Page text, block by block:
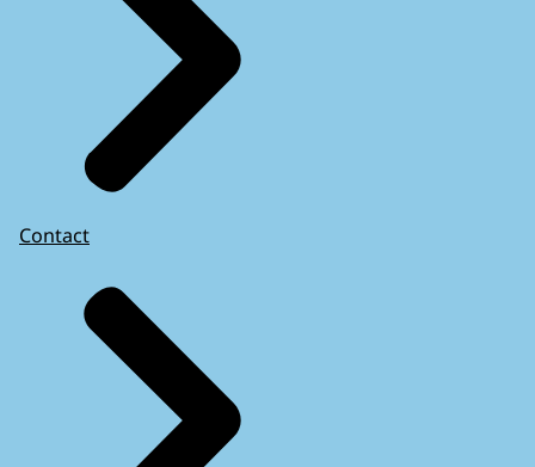
Contact